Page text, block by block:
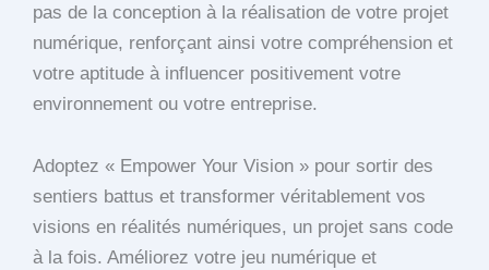
pas de la conception à la réalisation de votre projet
numérique, renforçant ainsi votre compréhension et
votre aptitude à influencer positivement votre
environnement ou votre entreprise.
Adoptez « Empower Your Vision » pour sortir des
sentiers battus et transformer véritablement vos
visions en réalités numériques, un projet sans code
à la fois. Améliorez votre jeu numérique et